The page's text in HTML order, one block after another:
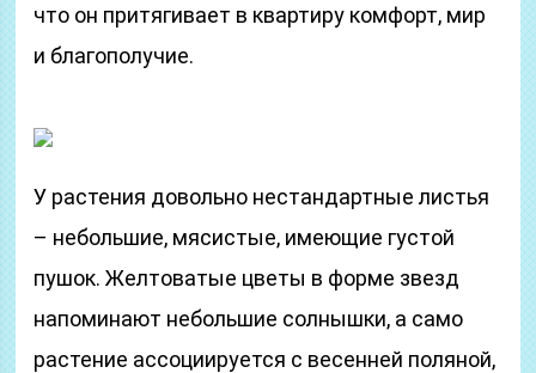
что он притягивает в квартиру комфорт, мир
и благополучие.
У растения довольно нестандартные листья
– небольшие, мясистые, имеющие густой
пушок. Желтоватые цветы в форме звезд
напоминают небольшие солнышки, а само
растение ассоциируется с весенней поляной,